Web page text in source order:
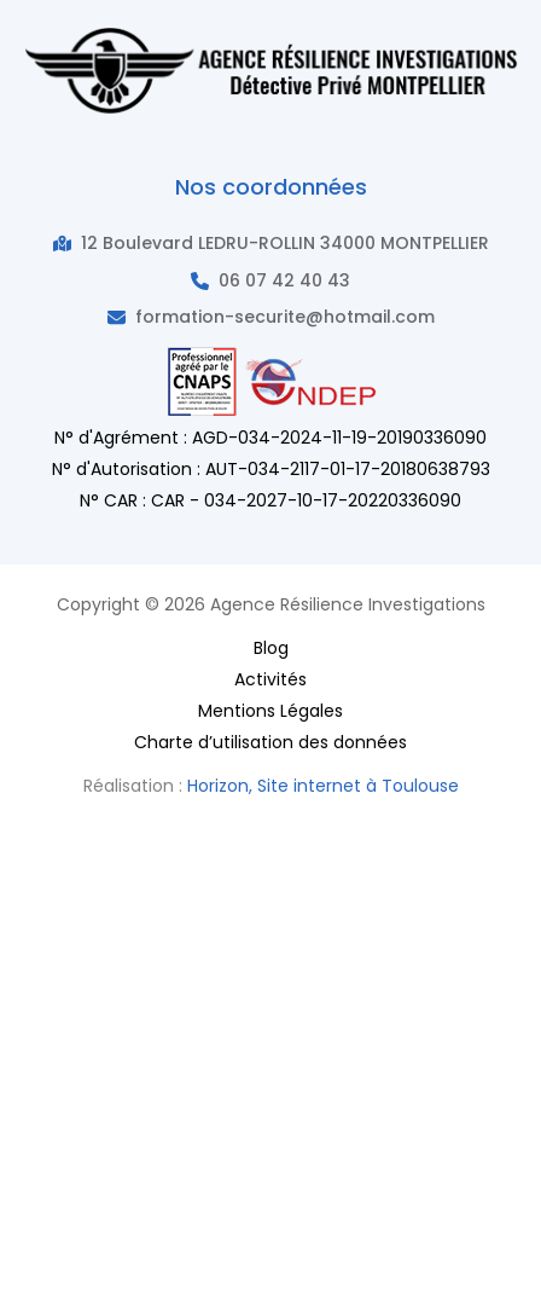
Nos coordonnées
12 Boulevard LEDRU-ROLLIN 34000 MONTPELLIER
06 07 42 40 43
formation-securite@hotmail.com
N° d'Agrément : AGD-034-2024-11-19-20190336090
N° d'Autorisation : AUT-034-2117-01-17-20180638793
N° CAR : CAR - 034-2027-10-17-20220336090
Copyright © 2026 Agence Résilience Investigations
Blog
Activités
Mentions Légales
Charte d’utilisation des données
Réalisation : Horizon, Site internet à Toulouse